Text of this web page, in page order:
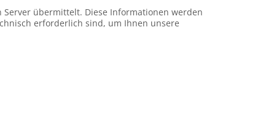
übermittelt. Diese Informationen werden
erforderlich sind, um Ihnen unsere